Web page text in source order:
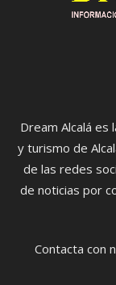
Dream Alcalá es
y turismo de
de las redes
de noticias por
Contacta con